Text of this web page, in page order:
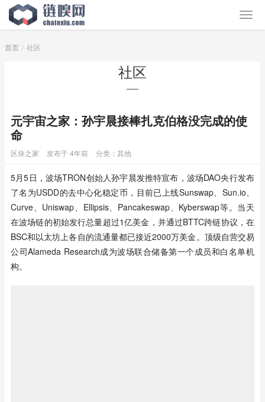
首页 社区
社区
元宇宙之家：孙宇晨接棒扎克伯格没完成的使
命
区块之家 发布于 4年前 分类： 其他
5月5日，波场TRON创始人孙宇晨发推特宣布，波场DAO央行发布
了名为USDD的去中心化稳定币，目前已上线Sunswap、Sun.io、
Curve、Uniswap、Ellipsis、Pancakeswap、Kyberswap等。当天
在波场链的初始发行总量超过1亿美金，并通过BTTC跨链协议，在
BSC和以太坊上各自的流通量都已接近2000万美金。顶级自营交易
公司Alameda Research成为波场联合储备第一个成员和白名单机
构。